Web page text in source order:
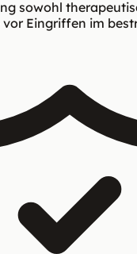
sowohl
Eingriffen im